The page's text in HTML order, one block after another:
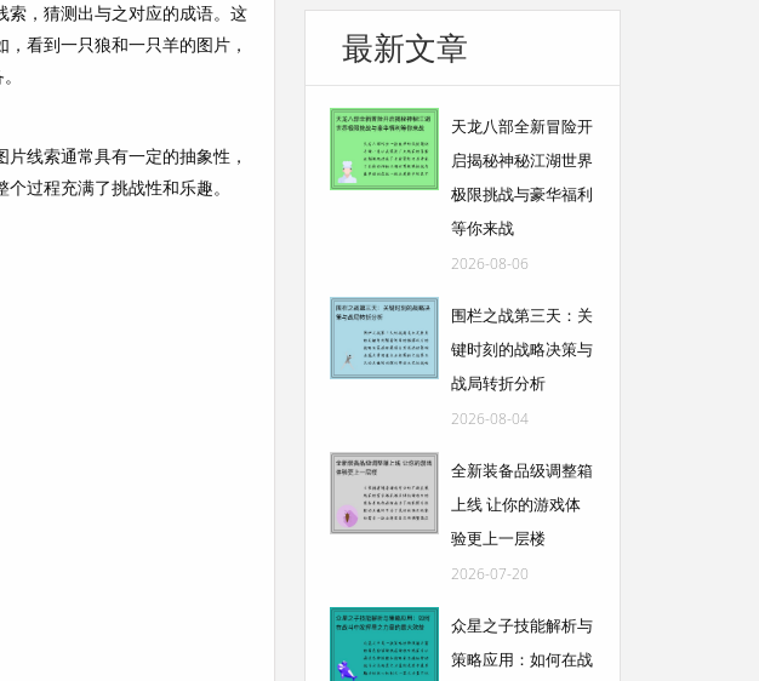
索，猜测出与之对应的成语。这
看到一只狼和一只羊的图片，
线索通常具有一定的抽象性，
过程充满了挑战性和乐趣。
最新文章
天龙八部全新冒险开
启揭秘神秘江湖世界
极限挑战与豪华福利
等你来战
2026-08-06
围栏之战第三天：关
键时刻的战略决策与
战局转折分析
2026-08-04
全新装备品级调整箱
上线 让你的游戏体
验更上一层楼
2026-07-20
众星之子技能解析与
策略应用：如何在战